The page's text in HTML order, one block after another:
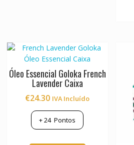
Óleo Essencial Goloka French
Lavender Caixa
€24.30 IVA Incluído
+24Pontos